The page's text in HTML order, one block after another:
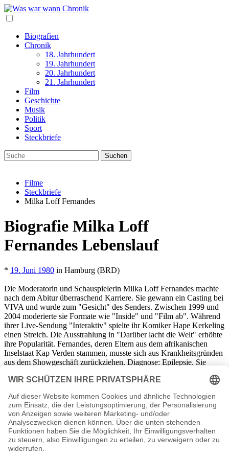
Biografien
Chronik
18. Jahrhundert
19. Jahrhundert
20. Jahrhundert
21. Jahrhundert
Film
Geschichte
Musik
Politik
Sport
Steckbriefe
Filme
Steckbriefe
Milka Loff Fernandes
Biografie Milka Loff
Fernandes Lebenslauf
* 19. Juni 1980 in Hamburg (BRD)
Die Moderatorin und Schauspielerin Milka Loff Fernandes machte
nach dem Abitur überraschend Karriere. Sie gewann ein Casting bei
VIVA und wurde zum "Gesicht" des Senders. Zwischen 1999 und
2004 moderierte sie Formate wie "Inside" und "Film ab". Während
ihrer Live-Sendung "Interaktiv" spielte ihr Komiker Hape Kerkeling
einen Streich. Die Ausstrahlung in "Darüber lacht die Welt" erhöhte
ihre Popularität. Fernandes, deren Eltern aus dem afrikanischen
Inselstaat Kap Verden stammen, musste sich aus Krankheitsgründen
aus dem Showgeschäft zurückziehen. Diagnose: Epilepsie. Sie
Fernsehredakteurin. 2017 kehrte sie auf den Bildschirm zurück: Bei
Fernandes ist mit dem Manager Robert Irschara verheiratet und hat
zwei Töchter. Die Familie lebt in Nürnberg.
Milka Loff Fernandes Seiten, Kurzbio, Familie, verheiratet,